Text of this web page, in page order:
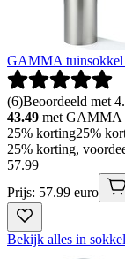
GAMMA tuinsokkel
(6)Beoordeeld met
43.49 met GAMMA
25% korting25%
25% korting,
57.99
Prijs: 57.99 euro
Bekijk alles in sokkel